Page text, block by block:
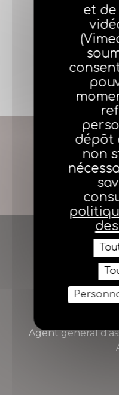
Agent général
et
dépôt
non